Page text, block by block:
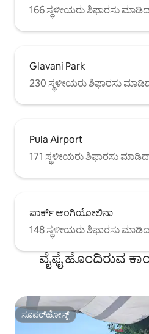
166 ಸ್ಥಳೀಯರು ಶಿಫಾರಸು
Glavani Park
230 ಸ್ಥಳೀಯರು ಶಿಫಾರಸು
Pula Airport
171 ಸ್ಥಳೀಯರು ಶಿಫಾರಸು
ಪಾರ್ಕ್ ಆಂಗಿಯೋಲಿನಾ
148 ಸ್ಥಳೀಯರು ಶಿಫಾರಸು
ವೈಫೈ ಹೊಂದಿರುವ
ಸೂಪರ್‌ಹೋಸ್ಟ್
ಸೂಪರ್‌ಹೋಸ್ಟ್